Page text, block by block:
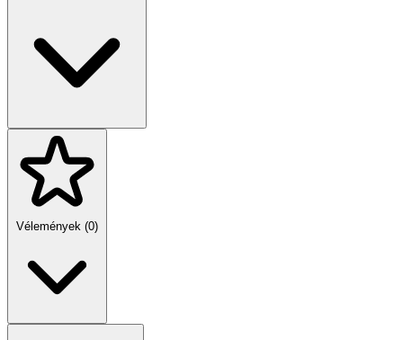
Vélemények (0)